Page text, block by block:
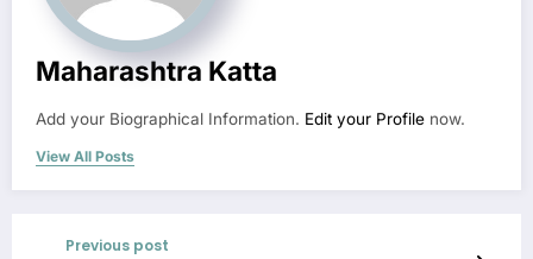
Maharashtra Katta
Add your Biographical Information. Edit your Profile now.
View All Posts
Previous post